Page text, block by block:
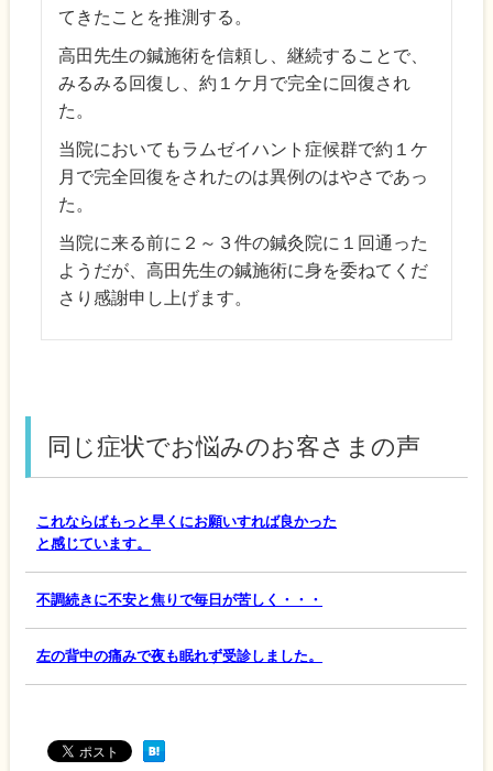
てきたことを推測する。
高田先生の鍼施術を信頼し、継続することで、
みるみる回復し、約１ケ月で完全に回復され
た。
当院においてもラムゼイハント症候群で約１ケ
月で完全回復をされたのは異例のはやさであっ
た。
当院に来る前に２～３件の鍼灸院に１回通った
ようだが、高田先生の鍼施術に身を委ねてくだ
さり感謝申し上げます。
同じ症状でお悩みのお客さまの声
これならばもっと早くにお願いすれば良かった
と感じています。
不調続きに不安と焦りで毎日が苦しく・・・
左の背中の痛みで夜も眠れず受診しました。